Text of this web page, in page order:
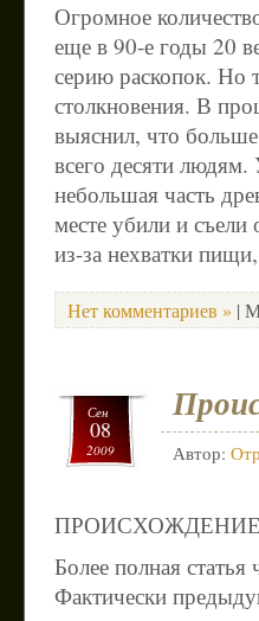
Огромное
еще в 90-е годы 20
серию раскопок. Но
столкновения. В
выяснил, что
всего десяти людям.
небольшая часть
месте убили и
из-за нехватки
Нет комментариев » |
Сен
08
2009 Автор:
Более полная
Фактически